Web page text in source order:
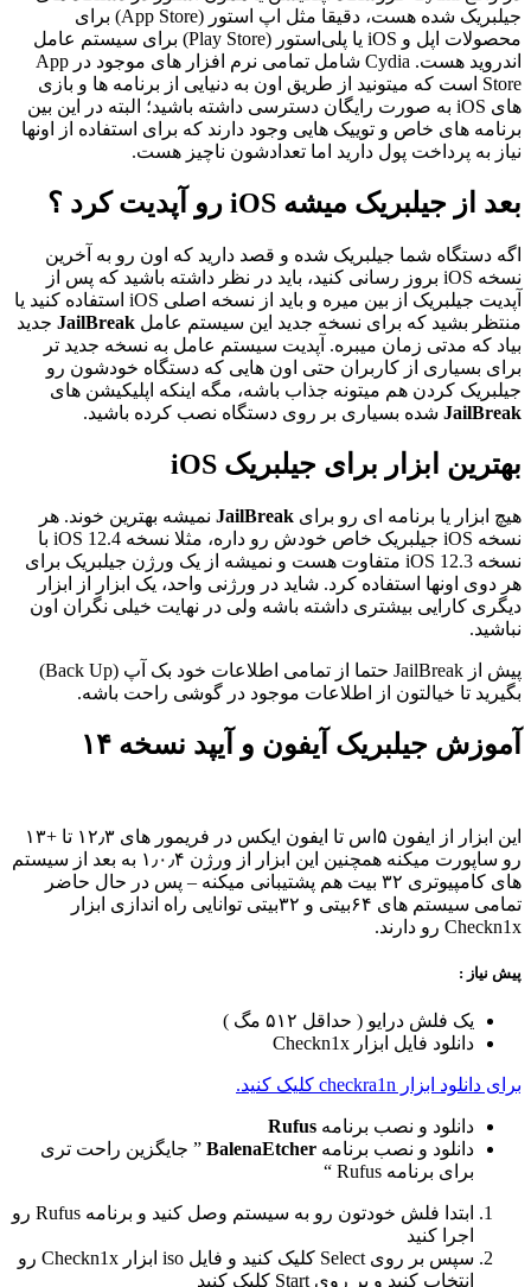
جیلبریک شده هست، دقیقا مثل اپ استور (App Store) برای
محصولات اپل و iOS یا پلی‌استور (Play Store) برای سیستم عامل
اندروید هست. Cydia شامل تمامی نرم افزار های موجود در App
Store است که میتونید از طریق اون به دنیایی از برنامه ها و بازی
های iOS به صورت رایگان دسترسی داشته باشید؛ البته در این بین
برنامه های خاص و توییک هایی وجود دارند که برای استفاده از اونها
نیاز به پرداخت پول دارید اما تعدادشون ناچیز هست.
بعد از جیلبریک میشه iOS رو آپدیت کرد ؟
اگه دستگاه شما جیلبریک شده و قصد دارید که اون رو به آخرین
نسخه iOS بروز‌ رسانی کنید، باید در نظر داشته باشید که پس از
آپدیت جیلبریک از بین میره و باید از نسخه اصلی iOS استفاده کنید یا
منتظر بشید که برای نسخه جدید این سیستم عامل JailBreak جدید
بیاد که مدتی زمان میبره. آپدیت سیستم عامل به نسخه جدید تر
برای بسیاری از کاربران حتی اون هایی که دستگاه خودشون رو
جیلبریک کردن هم میتونه جذاب باشه، مگه اینکه اپلیکیشن های
JailBreak شده بسیاری بر روی دستگاه نصب کرده باشید.
بهترین ابزار برای جیلبریک iOS
هیچ ابزار یا برنامه ای رو برای JailBreak نمیشه بهترین خوند. هر
نسخه iOS جیلبریک خاص خودش رو داره، مثلا نسخه iOS 12.4 با
نسخه iOS 12.3 متفاوت هست و نمیشه از یک ورژن جیلبریک برای
هر دوی اونها استفاده کرد. شاید در ورژنی واحد، یک ابزار از ابزار
دیگری کارایی بیشتری داشته باشه ولی در نهایت خیلی نگران اون
نباشید.
پیش از JailBreak حتما از تمامی اطلاعات خود بک آپ (Back Up)
بگیرید تا خیالتون از اطلاعات موجود در گوشی راحت باشه.
آموزش جیلبریک آیفون و آیپد نسخه ۱۴
این ابزار از ایفون ۵اس تا ایفون ایکس در فریمور های ۱۲٫۳ تا +۱۳
رو ساپورت میکنه همچنین این ابزار از ورژن ۱٫۰٫۴ به بعد از سیستم
های کامپیوتری ۳۲ بیت هم پشتیبانی میکنه – پس در حال حاضر
تمامی سیستم های ۶۴بیتی و ۳۲بیتی توانایی راه اندازی ابزار
Checkn1x رو دارند.
پیش نیاز :
یک فلش درایو ( حداقل ۵۱۲ مگ )
دانلود فایل ابزار Checkn1x
برای دانلود ابزار checkra1n کلیک کنید.
دانلود و نصب برنامه Rufus
دانلود و نصب برنامه BalenaEtcher ” جایگزین راحت تری
برای برنامه Rufus “
ابتدا فلش خودتون رو به سیستم وصل کنید و برنامه Rufus رو
اجرا کنید
سپس بر روی Select کلیک کنید و فایل iso ابزار Checkn1x رو
انتخاب کنید و بر روی Start کلیک کنید